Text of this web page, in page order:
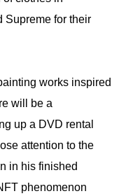
Supreme for their
works inspired
will be a
up a DVD rental
attention to the
in his finished
phenomenon